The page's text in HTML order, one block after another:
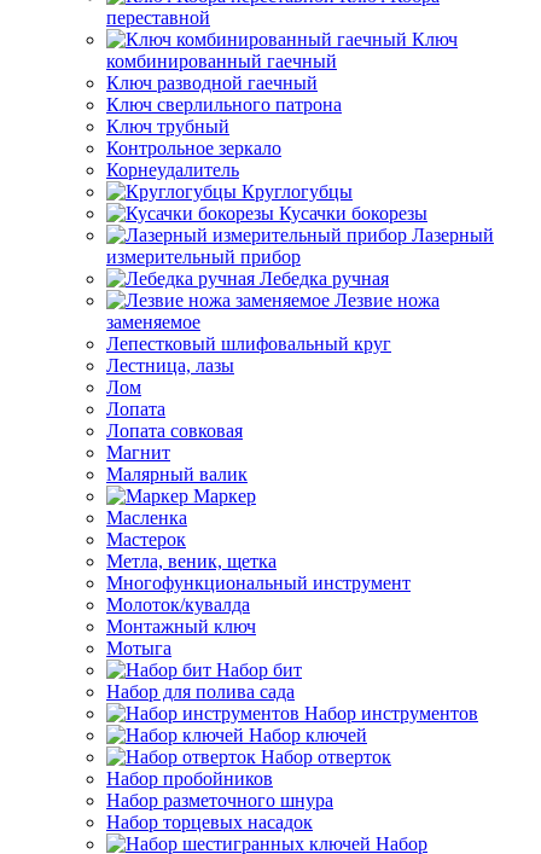
переставной
Ключ
комбинированный гаечный
Ключ разводной гаечный
Ключ сверлильного патрона
Ключ трубный
Контрольное зеркало
Корнеудалитель
Круглогубцы
Кусачки бокорезы
Лазерный
измерительный прибор
Лебедка ручная
Лезвие ножа
заменяемое
Лепестковый шлифовальный круг
Лестница, лазы
Лом
Лопата
Лопата совковая
Магнит
Малярный валик
Маркер
Масленка
Мастерок
Метла, веник, щетка
Многофункциональный инструмент
Молоток/кувалда
Монтажный ключ
Мотыга
Набор бит
Набор для полива сада
Набор инструментов
Набор ключей
Набор отверток
Набор пробойников
Набор разметочного шнура
Набор торцевых насадок
Набор